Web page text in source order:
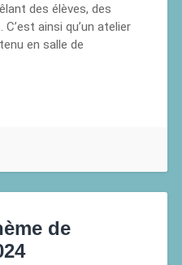
des élèves, des
ainsi qu’un atelier
en salle de
de